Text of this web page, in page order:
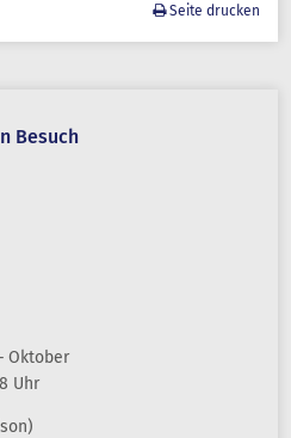
Seite drucken
Besuch
Oktober
Uhr